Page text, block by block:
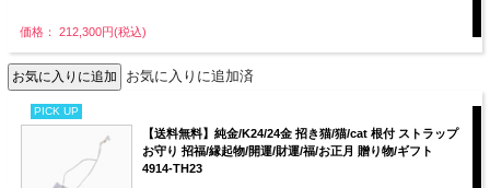
価格： 212,300円(税込)
お気に入りに追加済
PICK UP
【送料無料】純金/K24/24金 招き猫/猫/cat 根付 ストラップ
お守り 招福/縁起物/開運/財運/福/お正月 贈り物/ギフト
4914-TH23